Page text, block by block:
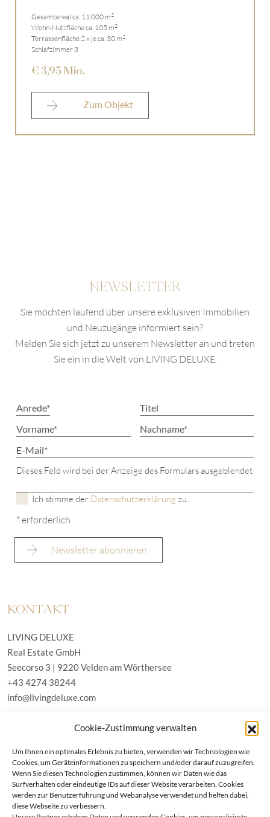
Cookie-Zustimmung verwalten
Um Ihnen ein optimales Erlebnis zu bieten, verwenden wir Technologien wie
Cookies, um Geräteinformationen zu speichern und/oder darauf zuzugreifen.
Wenn Sie diesen Technologien zustimmen, können wir Daten wie das
Surfverhalten oder eindeutige IDs auf dieser Website verarbeiten. Cookies
werden zur Benutzerführung und Webanalyse verwendet und helfen dabei,
diese Webseite zu verbessern.
Gesamtareal ca. 11.000 m2
Wohn-Nutzfläche ca. 105 m2
Terrassenfläche 2 x je ca. 30 m2
Schlafzimmer 3
€ 3,95 Mio.
Zum Objekt
NEWSLETTER
Sie möchten laufend über unsere exklusiven Immobilien
und Neuzugänge informiert sein?
Melden Sie sich jetzt zu unserem Newsletter an und treten
Sie ein in die Welt von LIVING DELUXE.
Dieses Feld wird bei der Anzeige des Formulars ausgeblendet
Ich stimme der Datenschutzerklärung zu.
* erforderlich
KONTAKT
LIVING DELUXE
Real Estate GmbH
Seecorso 3 | 9220 Velden am Wörthersee
+43 4274 38244
info@livingdeluxe.com
Real Estate GmbH
Schäfflerstraße 3 | 80333 München
IMMOBILIEN